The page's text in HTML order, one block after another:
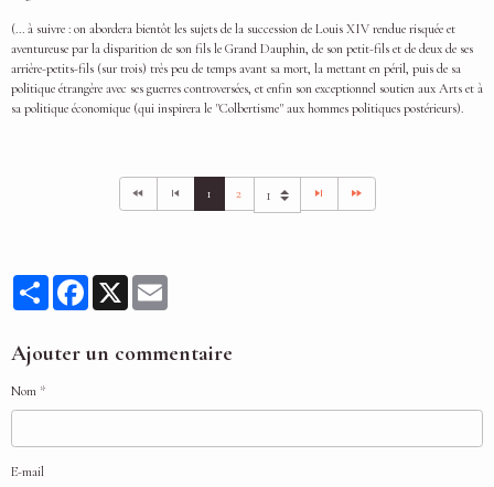
(... à suivre : on abordera bientôt les sujets de la succession de Louis XIV rendue risquée et
aventureuse par la disparition de son fils le Grand Dauphin, de son petit-fils et de deux de ses
arrière-petits-fils (sur trois) très peu de temps avant sa mort, la mettant en péril, puis de sa
politique étrangère avec ses guerres controversées, et enfin son exceptionnel soutien aux Arts et à
sa politique économique (qui inspirera le "Colbertisme" aux hommes politiques postérieurs).
1 2
Partager FacebookX
Ajouter un commentaire
Nom
E-mail